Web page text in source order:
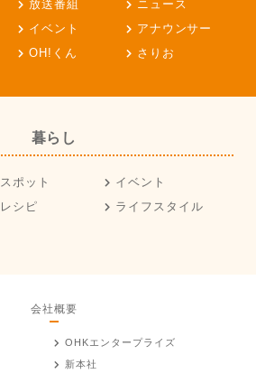
放送番組
ニュース
イベント
アナウンサー
OH!くん さりお
暮らし
スポット
イベント
レシピ
ライフスタイル
会社概要
OHKエンタープライズ
新本社